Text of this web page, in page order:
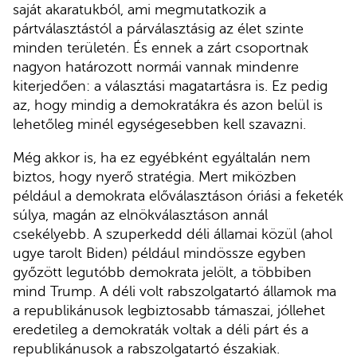
saját akaratukból, ami megmutatkozik a
pártválasztástól a párválasztásig az élet szinte
minden területén. És ennek a zárt csoportnak
nagyon határozott normái vannak mindenre
kiterjedően: a választási magatartásra is. Ez pedig
az, hogy mindig a demokratákra és azon belül is
lehetőleg minél egységesebben kell szavazni.
Még akkor is, ha ez egyébként egyáltalán nem
biztos, hogy nyerő stratégia. Mert miközben
például a demokrata előválasztáson óriási a feketék
súlya, magán az elnökválasztáson annál
csekélyebb. A szuperkedd déli államai közül (ahol
ugye tarolt Biden) például mindössze egyben
győzött legutóbb demokrata jelölt, a többiben
mind Trump. A déli volt rabszolgatartó államok ma
a republikánusok legbiztosabb támaszai, jóllehet
eredetileg a demokraták voltak a déli párt és a
republikánusok a rabszolgatartó északiak.